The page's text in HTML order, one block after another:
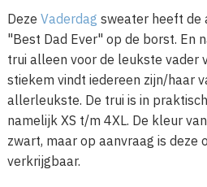
Deze Vaderdag sweater heeft de
"Best Dad Ever" op de borst. En
trui alleen voor de leukste vader
stiekem vindt iedereen zijn/haar
allerleukste. De trui is in
namelijk XS t/m 4XL. De kleur
zwart, maar op aanvraag is deze
verkrijgbaar.